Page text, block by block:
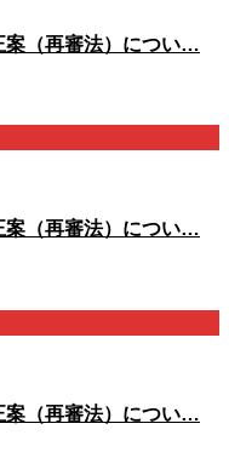
（再審法）につい…
（再審法）につい…
（再審法）につい…